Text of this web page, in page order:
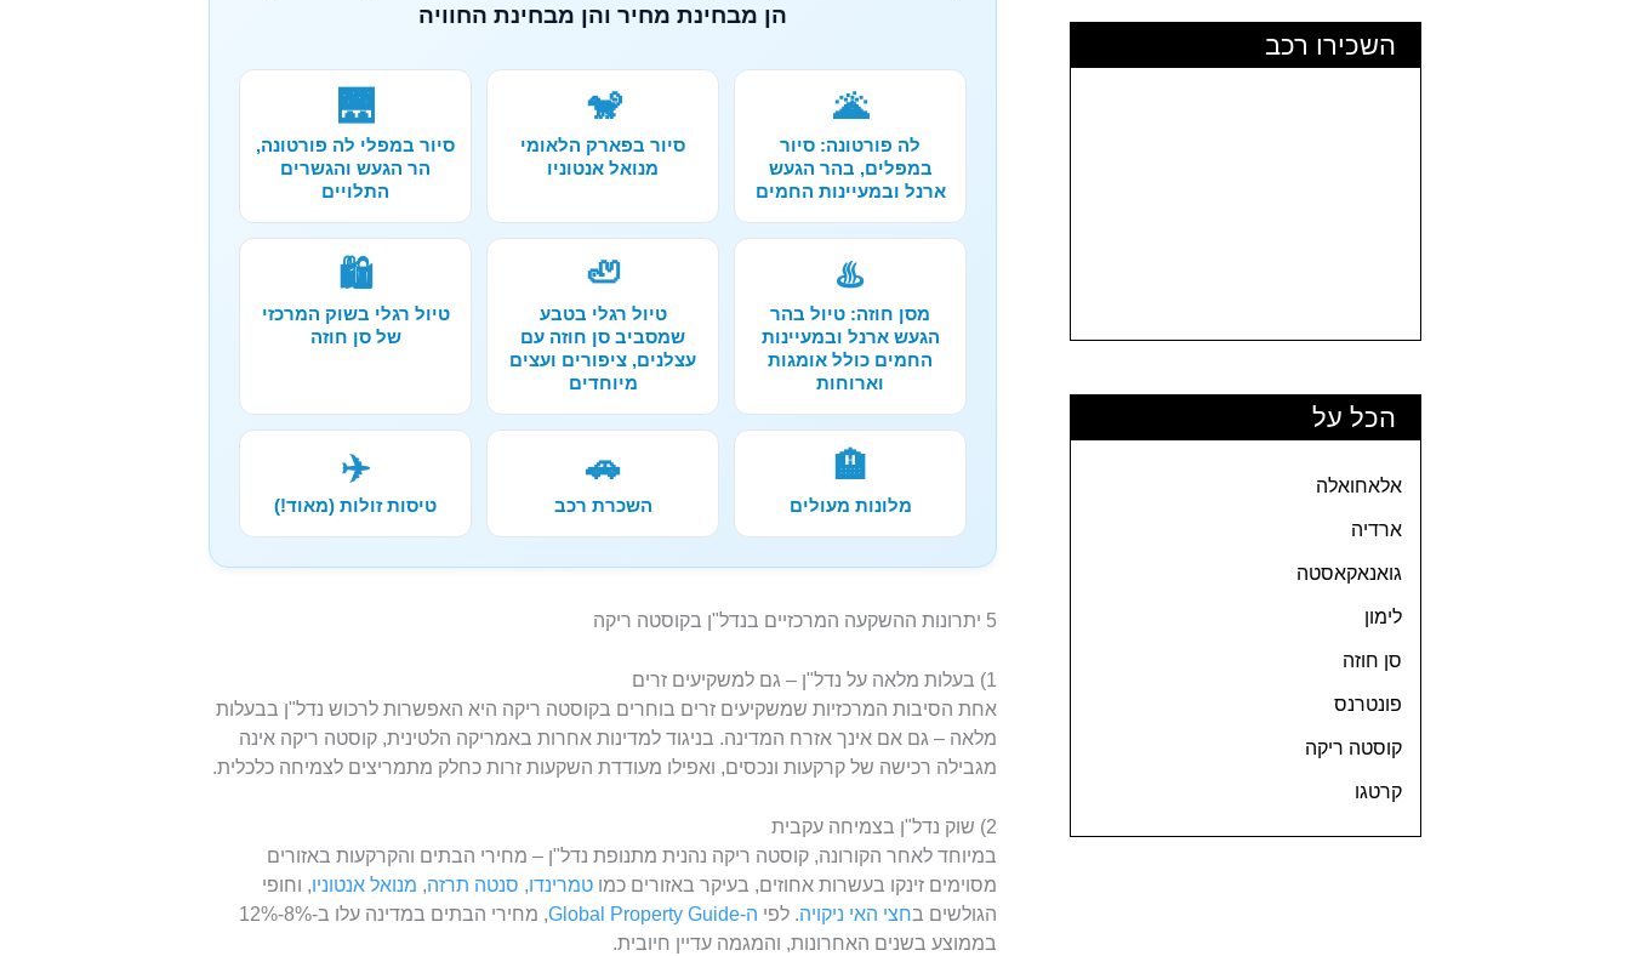
השכירו רכב
הכל על
אלאחואלה
ארדיה
גואנאקאסטה
לימון
סן חוזה
פונטרנס
קוסטה ריקה
קרטגו
הן מבחינת מחיר והן מבחינת החוויה
🌋
לה פורטונה: סיור
במפלים, בהר הגעש
ארנל ובמעיינות החמים
🐒
סיור בפארק הלאומי
מנואל אנטוניו
🌉
סיור במפלי לה פורטונה,
הר הגעש והגשרים
התלויים
♨️
מסן חוזה: טיול בהר
הגעש ארנל ובמעיינות
החמים כולל אומגות
וארוחות
🦥
טיול רגלי בטבע
שמסביב סן חוזה עם
עצלנים, ציפורים ועצים
מיוחדים
🛍️
טיול רגלי בשוק המרכזי
של סן חוזה
🏨
מלונות מעולים
🚗
השכרת רכב
✈️
טיסות זולות (מאוד!)
5 יתרונות ההשקעה המרכזיים בנדל"ן בקוסטה ריקה
1) בעלות מלאה על נדל"ן – גם למשקיעים זרים
אחת הסיבות המרכזיות שמשקיעים זרים בוחרים בקוסטה ריקה היא האפשרות לרכוש נדל"ן בבעלות
מלאה – גם אם אינך אזרח המדינה. בניגוד למדינות אחרות באמריקה הלטינית, קוסטה ריקה אינה
מגבילה רכישה של קרקעות ונכסים, ואפילו מעודדת השקעות זרות כחלק מתמריצים לצמיחה כלכלית.
2) שוק נדל"ן בצמיחה עקבית
במיוחד לאחר הקורונה, קוסטה ריקה נהנית מתנופת נדל"ן – מחירי הבתים והקרקעות באזורים
מסוימים זינקו בעשרות אחוזים, בעיקר באזורים כמו טמרינדו, סנטה תרזה, מנואל אנטוניו, וחופי
הגולשים בחצי האי ניקויה. לפי ה-Global Property Guide
, מחירי הבתים במדינה עלו ב-8%-12%
בממוצע בשנים האחרונות, והמגמה עדיין חיובית.